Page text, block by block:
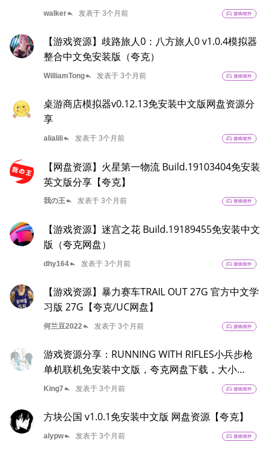
walkerreply 发表于 3个月前 sports_esports 游戏/软件
【游戏资源】歧路旅人0：八方旅人0 v1.0.4模拟器
整合中文免安装版（夸克）
WilliamTongreply 发表于 3个月前 sports_esports 游戏/软件
桌游商店模拟器v0.12.13免安装中文版网盘资源分
享
alialilireply 发表于 3个月前 sports_esports 游戏/软件
【网盘资源】火星第一物流 Build.19103404免安装
英文版分享【夸克】
我の王reply 发表于 3个月前 sports_esports 游戏/软件
【游戏资源】迷宫之花 Build.19189455免安装中文
版（夸克网盘）
dhy164reply 发表于 3个月前 sports_esports 游戏/软件
【游戏资源】暴力赛车TRAIL OUT 27G 官方中文学
习版 27G【夸克/UC网盘】
何兰豆2022reply 发表于 3个月前 sports_esports 游戏/软件
游戏资源分享：RUNNING WITH RIFLES小兵步枪
单机联机免安装中文版，夸克网盘下载，大小
1.5GB
King7reply 发表于 3个月前 sports_esports 游戏/软件
方块公国 v1.0.1免安装中文版 网盘资源【夸克】
alypwreply 发表于 3个月前 sports_esports 游戏/软件